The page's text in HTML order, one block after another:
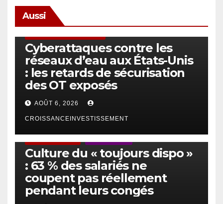
Aussi
Cyberattaques contre les
réseaux d’eau aux États-Unis
: les retards de sécurisation
des OT exposés
AOÛT 6, 2026
CROISSANCEINVESTISSEMENT
Culture du « toujours dispo »
: 63 % des salariés ne
coupent pas réellement
pendant leurs congés